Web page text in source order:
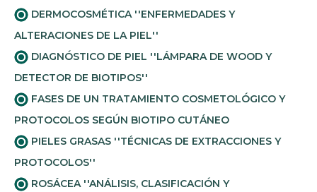
DERMOCOSMÉTICA ''ENFERMEDADES Y
ALTERACIONES DE LA PIEL''
DIAGNÓSTICO DE PIEL ''LÁMPARA DE WOOD Y
DETECTOR DE BIOTIPOS''
FASES DE UN TRATAMIENTO COSMETOLÓGICO Y
PROTOCOLOS SEGÚN BIOTIPO CUTÁNEO
PIELES GRASAS ''TÉCNICAS DE EXTRACCIONES Y
PROTOCOLOS''
ROSÁCEA ''ANÁLISIS, CLASIFICACIÓN Y